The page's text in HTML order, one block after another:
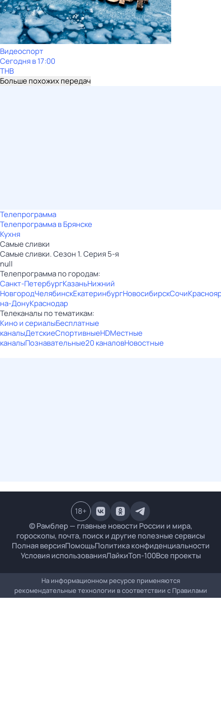
Видеоспорт
Сегодня в 17:00
ТНВ
Больше похожих передач
Телепрограмма
Телепрограмма в Брянске
Кухня
Самые сливки
Самые сливки. Сезон 1. Серия 5-я
null
Телепрограмма по городам:
Санкт-ПетербургКазаньНижний
НовгородЧелябинскЕкатеринбургНовосибирскСочи
на-ДонуКраснодар
Телеканалы по тематикам:
Кино и сериалыБесплатные
каналыДетскиеСпортивныеHDМестные
каналыПознавательные20 каналовНовостные
© Рамблер — главные новости России и мира,
гороскопы, почта, поиск и другие полезные сервисы
Полная версияПомощьПолитика конфиденциальности
Условия использованияЛайкиТоп-100Все проекты
18+
На информационном ресурсе применяются
рекомендательные технологии в соответствии с Правилами